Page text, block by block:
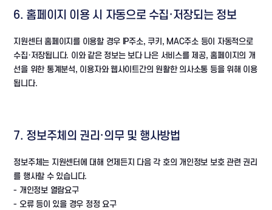
6. 홈페이지 이용 시 자동으로 수집·저장되는 정보
지원센터 홈페이지를 이용할 경우 IP주소, 쿠키, MAC주소 등이 자동적으로
수집·저장됩니다. 이와 같은 정보는 보다 나은 서비스를 제공, 홈페이지의 개
선을 위한 통계분석, 이용자와 웹사이트간의 원활한 의사소통 등을 위해 이용
됩니다.
7. 정보주체의 권리·의무 및 행사방법
정보주체는 지원센터에 대해 언제든지 다음 각 호의 개인정보 보호 관련 권리
를 행사할 수 있습니다.
- 개인정보 열람요구
- 오류 등이 있을 경우 정정 요구